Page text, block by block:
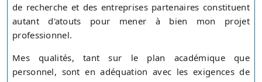
de recherche et des entreprises partenaires constituent
autant d'atouts pour mener à bien mon projet
professionnel.
Mes qualités, tant sur le plan académique que
personnel, sont en adéquation avec les exigences de